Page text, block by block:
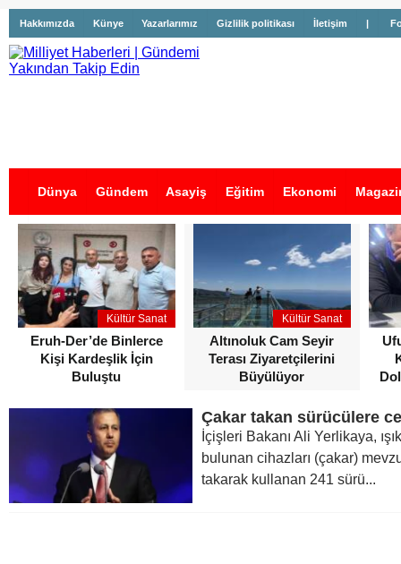
Hakkımızda Künye Yazarlarımız Gizlilik politikası İletişim |
Dünya Gündem Asayiş Eğitim Ekonomi
İş İlanları
Kültür Sanat
Eruh-Der’de Binlerce
Kişi Kardeşlik İçin
Buluştu
Kültür Sanat
Altınoluk Cam Seyir
Terası Ziyaretçilerini
Büyülüyor
Çakar takan sürücülere
İçişleri Bakanı Ali Yerlikaya,
bulunan cihazları (çakar)
takarak kullanan 241 sürü...